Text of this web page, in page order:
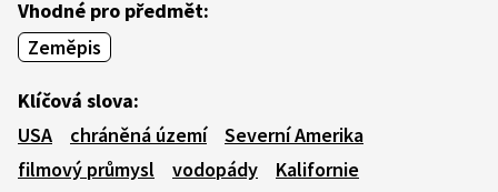
Vhodné pro předmět:
Zeměpis
Klíčová slova:
USA
chráněná území
Severní Amerika
filmový průmysl
vodopády Kalifornie